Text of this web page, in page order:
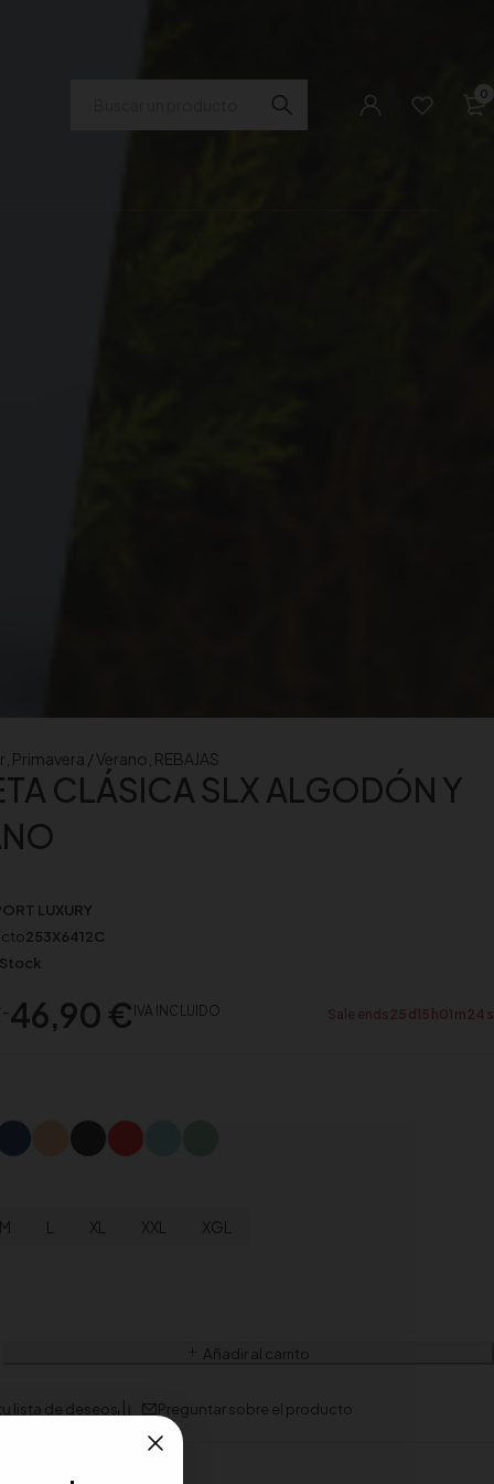
0
Primavera / Verano REBAJAS
CLÁSICA SLX ALGODÓN Y
LUXURY
253X6412C
-46,90 € IVA INCLUIDO Sale ends25 d15 h01 m23 s
M L XL XXL XGL
Añadir al carrito
Preguntar sobre el producto